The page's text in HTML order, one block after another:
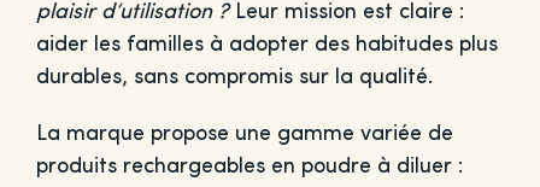
plaisir d’utilisation ?Leur mission est claire :
aider les familles à adopter des habitudes plus
durables, sans compromis sur la qualité.
La marque propose une gamme variée de
produits rechargeables en poudre à diluer :